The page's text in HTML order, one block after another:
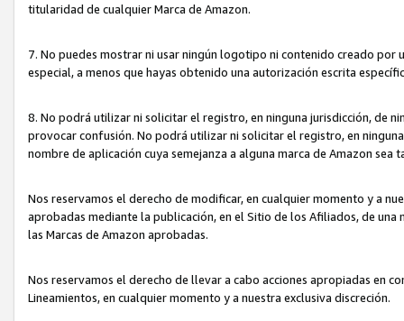
titularidad de cualquier Marca de Amazon.
7. No puedes mostrar ni usar ningún logotipo ni contenido creado por
especial, a menos que hayas obtenido una autorización escrita
8. No podrá utilizar ni solicitar el registro, en ninguna jurisdicción, de
provocar confusión. No podrá utilizar ni solicitar el registro, en
nombre de aplicación cuya semejanza a alguna marca de Amazon
Nos reservamos el derecho de modificar, en cualquier momento y a
aprobadas mediante la publicación, en el Sitio de los Afiliados, de
las Marcas de Amazon aprobadas.
Nos reservamos el derecho de llevar a cabo acciones apropiadas en
Lineamientos, en cualquier momento y a nuestra exclusiva discreción.